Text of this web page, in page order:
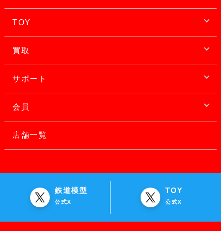
TOY
買取
サポート
会員
店舗一覧
鉄道模型
公式X
TOY
公式X